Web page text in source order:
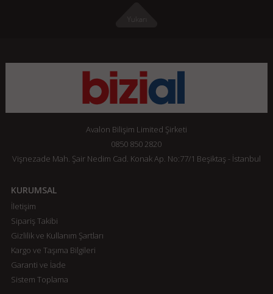
Avalon Bilişim Limited Şirketi
0850 850 2820
Vişnezade Mah. Şair Nedim Cad. Konak Ap. No:77/1 Beşiktaş - İstanbul
KURUMSAL
İletişim
Sipariş Takibi
Gizlilik ve Kullanım Şartları
Kargo ve Taşıma Bilgileri
Garanti ve İade
Sistem Toplama